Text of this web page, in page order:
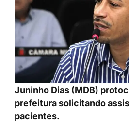
Juninho Dias (MDB)
prefeitura solicitando
pacientes.